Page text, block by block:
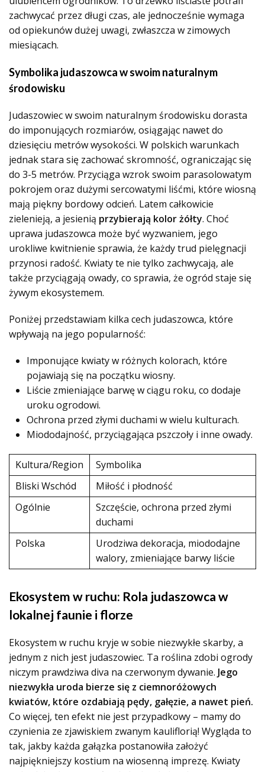
zachwycać przez długi czas, ale jednocześnie wymaga
od opiekunów dużej uwagi, zwłaszcza w zimowych
miesiącach.
Symbolika judaszowca w swoim naturalnym
środowisku
Judaszowiec w swoim naturalnym środowisku dorasta
do imponujących rozmiarów, osiągając nawet do
dziesięciu metrów wysokości. W polskich warunkach
jednak stara się zachować skromność, ograniczając się
do 3-5 metrów. Przyciąga wzrok swoim parasolowatym
pokrojem oraz dużymi sercowatymi liśćmi, które wiosną
mają piękny bordowy odcień. Latem całkowicie
zielenieją, a jesienią przybierają kolor żółty. Choć
uprawa judaszowca może być wyzwaniem, jego
urokliwe kwitnienie sprawia, że każdy trud pielęgnacji
przynosi radość. Kwiaty te nie tylko zachwycają, ale
także przyciągają owady, co sprawia, że ogród staje się
żywym ekosystemem.
Poniżej przedstawiam kilka cech judaszowca, które
wpływają na jego popularność:
Imponujące kwiaty w różnych kolorach, które
pojawiają się na początku wiosny.
Liście zmieniające barwę w ciągu roku, co dodaje
uroku ogrodowi.
Ochrona przed złymi duchami w wielu kulturach.
Miododajność, przyciągająca pszczoły i inne owady.
Kultura/Region
Symbolika
Bliski Wschód
Miłość i płodność
Ogólnie
Szczęście, ochrona przed złymi
duchami
Polska
Urodziwa dekoracja, miododajne
walory, zmieniające barwy liście
Ekosystem w ruchu: Rola judaszowca w
lokalnej faunie i florze
Ekosystem w ruchu kryje w sobie niezwykłe skarby, a
jednym z nich jest judaszowiec. Ta roślina zdobi ogrody
niczym prawdziwa diva na czerwonym dywanie. Jego
niezwykła uroda bierze się z ciemnoróżowych
kwiatów, które ozdabiają pędy, gałęzie, a nawet pień.
Co więcej, ten efekt nie jest przypadkowy – mamy do
czynienia ze zjawiskiem zwanym kauliflorią! Wygląda to
tak, jakby każda gałązka postanowiła założyć
najpiękniejszy kostium na wiosenną imprezę. Kwiaty